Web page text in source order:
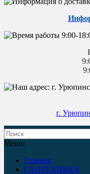
г.
Меню
Главная
САНТЕХНИКА